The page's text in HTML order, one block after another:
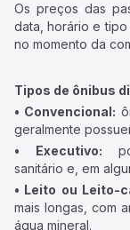
Os preços das
data, horário e
no momento da
Tipos de ônibus
• Convencional:
geralmente
• Executivo:
sanitário e, em
• Leito ou Leito-
mais longas, com
água mineral.